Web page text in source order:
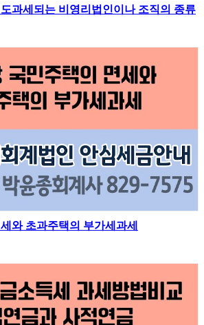
과세되는 비영리법인이나 조직의 종류
와 초과주택의 부가세과세